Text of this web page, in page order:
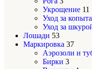
Укрощение 11
Уход за
Уход за
Лошади 53
Маркировка 37
Аэрозоли и
Бирки 3